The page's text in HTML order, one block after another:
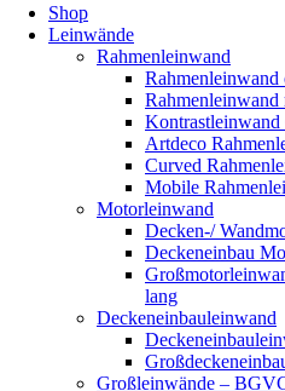
Shop
Leinwände
Rahmenleinwand
Rahmenleinwand
Rahmenleinwand
Kontrastleinwand
Artdeco
Curved
Mobile
Motorleinwand
Decken-/
Deckeneinbau
lang
Deckeneinbauleinwand
Großleinwände –